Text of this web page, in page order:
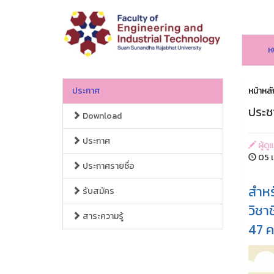
ประกาศ
Download
ประกาศ
ประกาศรายชื่อ
รับสมัคร
สาระความรู้
หน้าห
ประ
ผู้ดูแ
05
สำ
วิชา
47